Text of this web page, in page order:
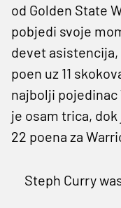
od Golden State
pobjedi svoje
devet asistencija,
poen uz 11
najbolji pojedinac
je osam trica, dok
22 poena za
Steph Curry